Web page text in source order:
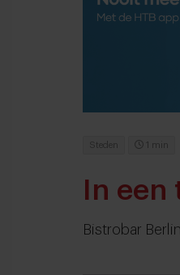
Steden 1 min
In
Bistrobar